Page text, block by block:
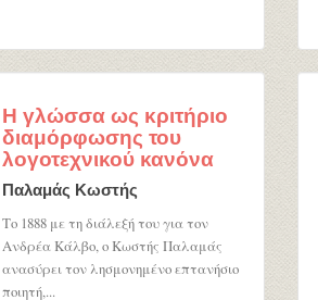
Η γλώσσα ως κριτήριο
διαμόρφωσης του
λογοτεχνικού κανόνα
Παλαμάς Κωστής
Το 1888 με τη διάλεξή του για τον
Ανδρέα Κάλβο, ο Κωστής Παλαμάς
ανασύρει τον λησμονημένο επτανήσιο
ποιητή,...